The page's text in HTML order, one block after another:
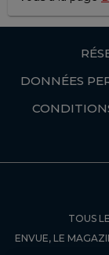
DONNÉES
TOUS
ENVUE, LE